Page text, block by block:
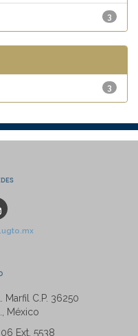
3
3
Marfil C.P. 36250
México
Ext. 5538